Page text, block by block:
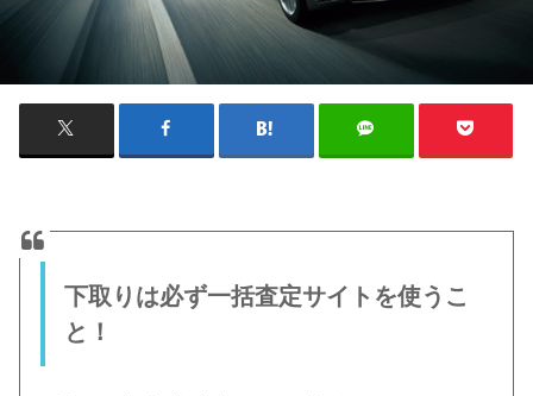
下取りは必ず一括査定サイトを使うこ
と！